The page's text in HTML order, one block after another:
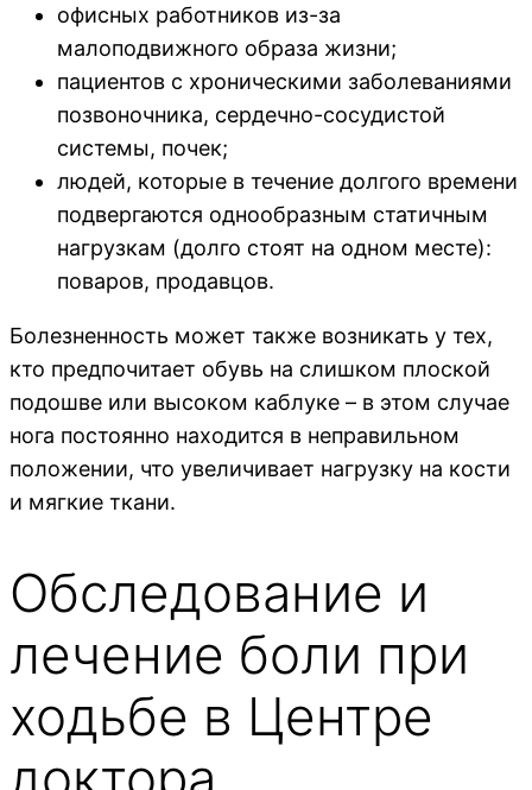
офисных работников из-за
малоподвижного образа жизни;
пациентов с хроническими заболеваниями
позвоночника, сердечно-сосудистой
системы, почек;
людей, которые в течение долгого времени
подвергаются однообразным статичным
нагрузкам (долго стоят на одном месте):
поваров, продавцов.
Болезненность может также возникать у тех,
кто предпочитает обувь на слишком плоской
подошве или высоком каблуке – в этом случае
нога постоянно находится в неправильном
положении, что увеличивает нагрузку на кости
и мягкие ткани.
Обследование и
лечение боли при
ходьбе в Центре